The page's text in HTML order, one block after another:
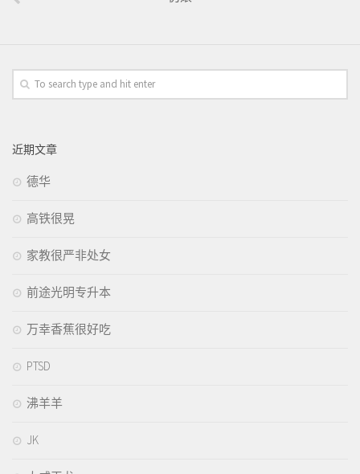
近期文章
德华
高铁很晃
家教很严非处女
前途光明专升本
万幸香蕉很好吃
PTSD
沸羊羊
JK